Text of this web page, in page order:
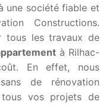
une société fiable et
Constructions.
tous les travaux de
à Rilhac-
En effet, nous
de rénovation
tous vos projets de